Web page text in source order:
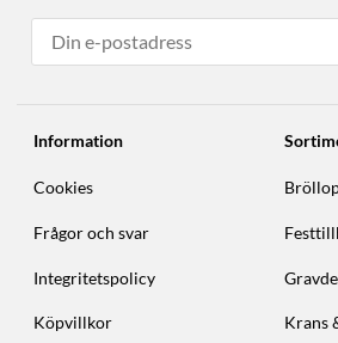
Information
Cookies
Frågor och svar
Integritetspolicy
Köpvillkor Krans